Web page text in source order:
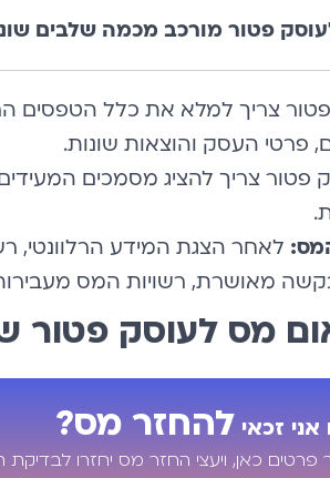
פטור מורכב מכמה שלבים
צריך למלא את כלל הטפסים
פרטי העסק והוצאות שונות.
פטור צריך להציג מסמכים
לאחר הצגת המידע הרלוונטי,
מאושרת, רשויות המס
מס לעוסק פטור
זכאי להחזר מס?
כאן, ויעצי החזר מס יחזרו